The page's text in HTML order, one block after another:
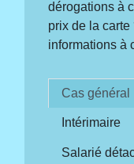
dérogations à
prix de la
informations à
Cas général
Intérimaire
Salarié